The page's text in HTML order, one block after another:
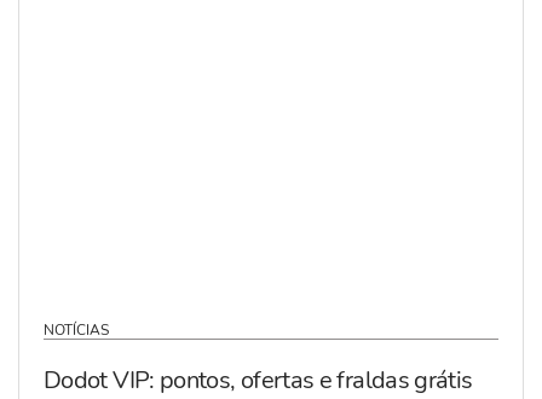
NOTÍCIAS
Dodot VIP: pontos, ofertas e fraldas grátis